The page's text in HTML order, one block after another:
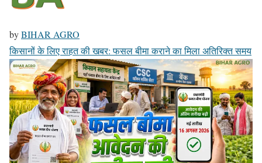
byBIHAR AGRO
किसानों के लिए राहत की खबर: फसल बीमा कराने का मिला अतिरिक्त समय